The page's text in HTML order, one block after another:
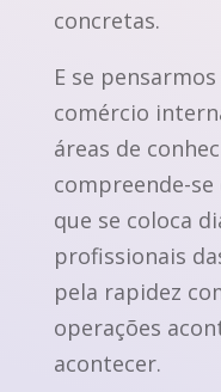
concretas.
E se
comércio
áreas de
compreende-
que se coloca
profissionais
pela rapidez
operações
acontecer.